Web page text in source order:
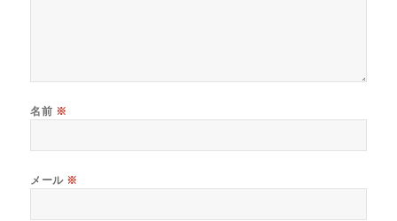
名前 ※
メール ※